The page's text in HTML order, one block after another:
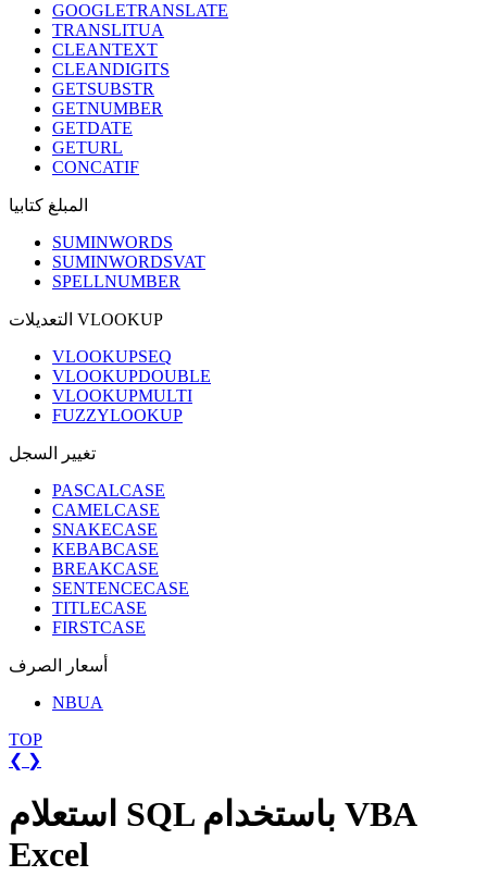
GOOGLETRANSLATE
TRANSLITUA
CLEANTEXT
CLEANDIGITS
GETSUBSTR
GETNUMBER
GETDATE
GETURL
CONCATIF
المبلغ كتابيا
SUMINWORDS
SUMINWORDSVAT
SPELLNUMBER
التعديلات VLOOKUP
VLOOKUPSEQ
VLOOKUPDOUBLE
VLOOKUPMULTI
FUZZYLOOKUP
تغيير السجل
PASCALCASE
CAMELCASE
SNAKECASE
KEBABCASE
BREAKCASE
SENTENCECASE
TITLECASE
FIRSTCASE
أسعار الصرف
NBUA
TOP
❮ ❯
استعلام SQL باستخدام VBA
Excel